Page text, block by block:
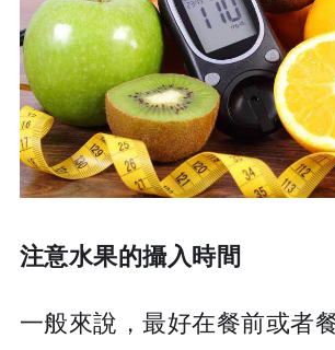
注意水果的攝入時間
一般來說，最好在餐前或者